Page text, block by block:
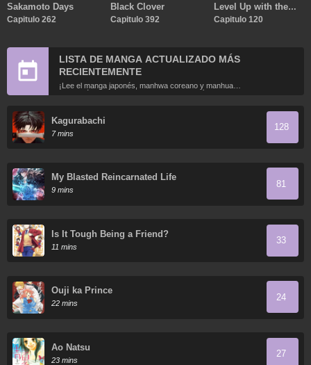
Sakamoto Days
Capitulo 262
Black Clover
Capitulo 392
Level Up with the
Gods
Capitulo 120
LISTA DE MANGA ACTUALIZADO MÁS
RECIENTEMENTE
¡Lee el manga japonés, manhwa coreano y manhua
chino más recientemente actualizados en línea gratis!
Kagurabachi
7 mins
128
My Blasted Reincarnated Life
9 mins
81
Is It Tough Being a Friend?
11 mins
33
Ouji ka Prince
22 mins
24
Ao Natsu
23 mins
27